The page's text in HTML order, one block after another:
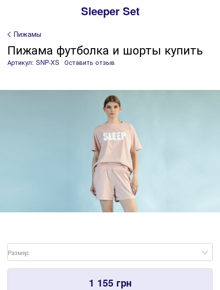
Sleeper Set
Пижамы
Пижама футболка и шорты купить
Артикул: SNP-XS Оставить отзыв
Размер:
1 155грн